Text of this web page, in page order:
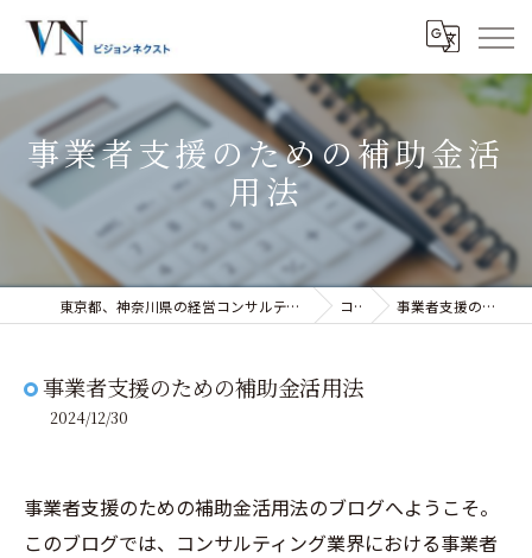
事業者支援のための補助金活
用法
東京都、神奈川県の経営コンサルティングなら株式会社ビジョンネクスト コラム 事業者支援のための補助金活用法
事業者支援のための補助金活用法
2024/12/30
事業者支援のための補助金活用法のブログへようこそ。
このブログでは、コンサルティング業界における事業者